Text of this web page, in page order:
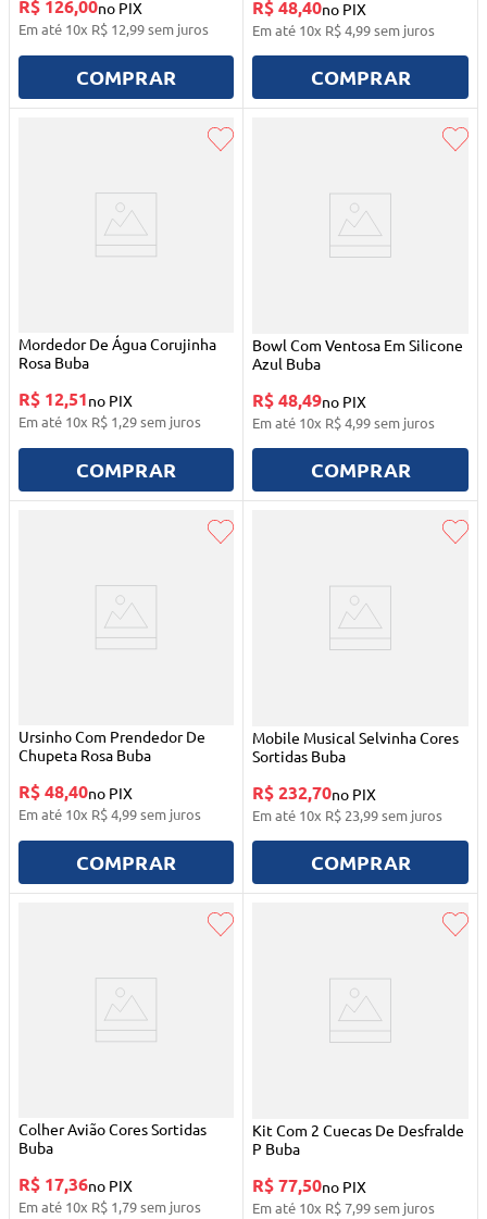
R$ 126,00no PIX
Em até 10x R$ 12,99sem juros
COMPRAR
R$ 48,40no PIX
Em até 10x R$4,99sem juros
COMPRAR
Mordedor De Água Corujinha
Rosa Buba
R$ 12,51no PIX
Em até 10x R$ 1,29sem juros
COMPRAR
Bowl Com Ventosa Em Silicone
Azul Buba
R$ 48,49no PIX
Em até 10x R$4,99sem juros
COMPRAR
Ursinho Com Prendedor De
Chupeta Rosa Buba
R$ 48,40no PIX
Em até 10x R$4,99sem juros
COMPRAR
Mobile Musical Selvinha Cores
Sortidas Buba
R$ 232,70no PIX
Em até 10x R$ 23,99sem juros
COMPRAR
Colher Avião Cores Sortidas
Buba
R$ 17,36no PIX
Em até 10x R$ 1,79sem juros
Kit Com 2 Cuecas De Desfralde
P Buba
R$ 77,50no PIX
Em até 10x R$7,99sem juros